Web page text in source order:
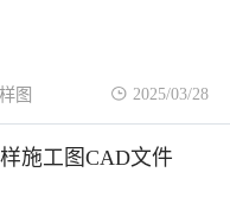
图 2025/03/28
施工图CAD文件